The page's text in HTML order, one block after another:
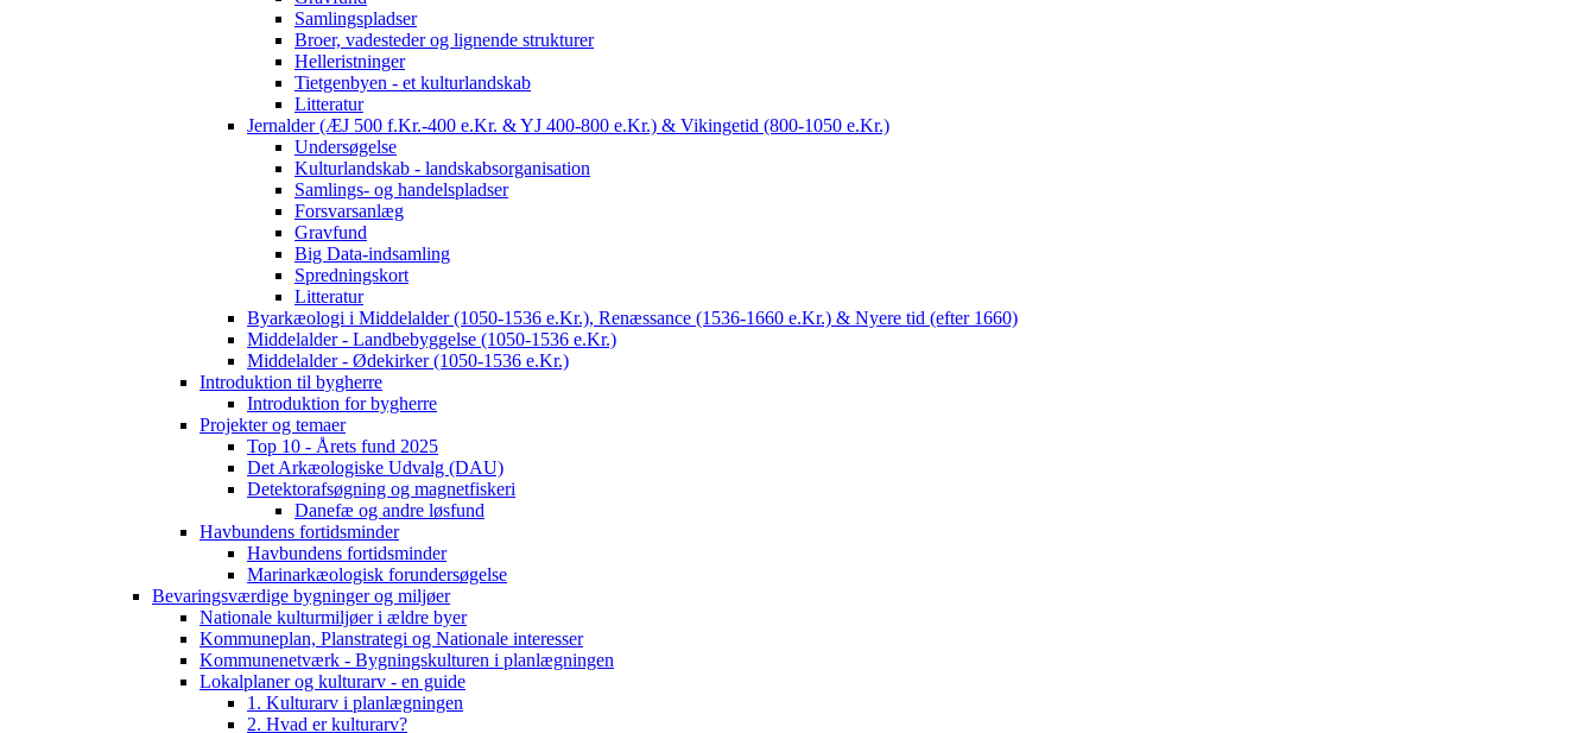
Samlingspladser
Broer, vadesteder og lignende strukturer
Helleristninger
Tietgenbyen - et kulturlandskab
Litteratur
Jernalder (ÆJ 500 f.Kr.-400 e.Kr. & YJ 400-800 e.Kr.) & Vikingetid (800-1050 e.Kr.)
Undersøgelse
Kulturlandskab - landskabsorganisation
Samlings- og handelspladser
Forsvarsanlæg
Gravfund
Big Data-indsamling
Spredningskort
Litteratur
Byarkæologi i Middelalder (1050-1536 e.Kr.), Renæssance (1536-1660 e.Kr.) & Nyere tid (efter 1660)
Middelalder - Landbebyggelse (1050-1536 e.Kr.)
Middelalder - Ødekirker (1050-1536 e.Kr.)
Introduktion til bygherre
Introduktion for bygherre
Projekter og temaer
Top 10 - Årets fund 2025
Det Arkæologiske Udvalg (DAU)
Detektorafsøgning og magnetfiskeri
Danefæ og andre løsfund
Havbundens fortidsminder
Havbundens fortidsminder
Marinarkæologisk forundersøgelse
Bevaringsværdige bygninger og miljøer
Nationale kulturmiljøer i ældre byer
Kommuneplan, Planstrategi og Nationale interesser
Kommunenetværk - Bygningskulturen i planlægningen
Lokalplaner og kulturarv - en guide
1. Kulturarv i planlægningen
2. Hvad er kulturarv?